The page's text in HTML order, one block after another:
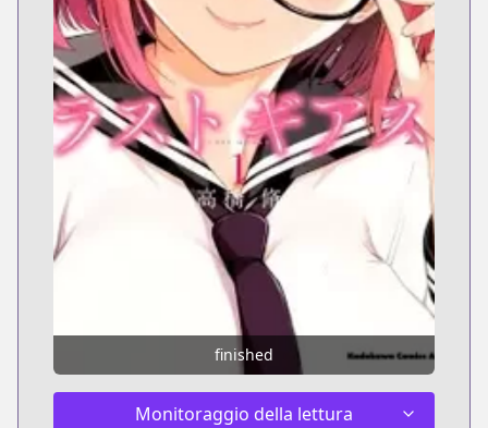
finished
Monitoraggio della lettura